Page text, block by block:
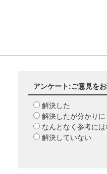
アンケート:ご意見を
解決した
解決したが分かりに
なんとなく参考には
解決していない